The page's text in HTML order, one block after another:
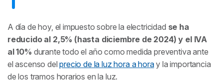
A día de hoy, el impuesto sobre la electricidad se ha
reducido al 2,5% (hasta diciembre de 2024) y el IVA
al 10% durante todo el año como medida preventiva ante
el ascenso delprecio de la luz hora a horay la importancia
de los tramos horarios en la luz.